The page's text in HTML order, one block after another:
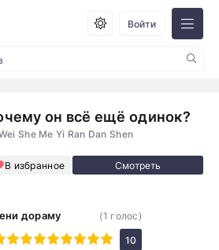
Войти
он всё ещё одинок?
She Me Yi Ran Dan Shen
В избранное
дораму
9 10
(1 голос)
10